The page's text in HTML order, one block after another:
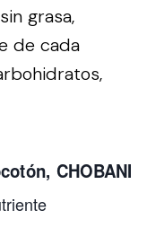
grasa,
de cada